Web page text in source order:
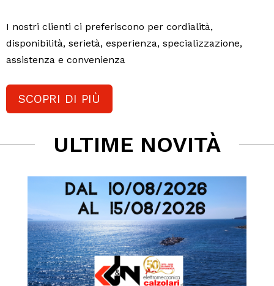
I nostri clienti ci preferiscono per cordialità,
disponibilità, serietà, esperienza, specializzazione,
assistenza e convenienza
SCOPRI DI PIÙ
ULTIME NOVITÀ